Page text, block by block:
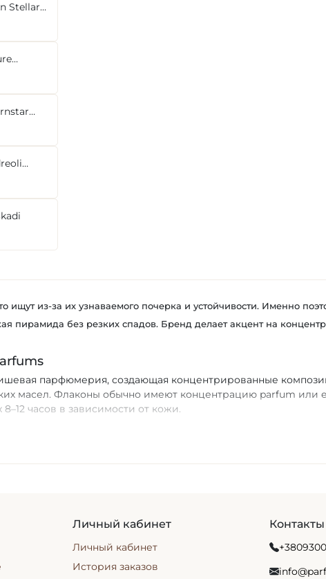
Stellar
ищут из-за их узнаваемого почерка и устойчивости. Именно
пирамида без резких спадов. Бренд делает акцент на
парфюмерия, создающая концентрированные
масел. Флаконы обычно имеют концентрацию parfum или
8–12 часов в зависимости от кожи.
Roja Parfums
сценария ношения. Для повседневного использования
восточные аккорды. Далее оцените концентрацию и
Личный кабинет
Личный кабинет
История заказов
Контакты